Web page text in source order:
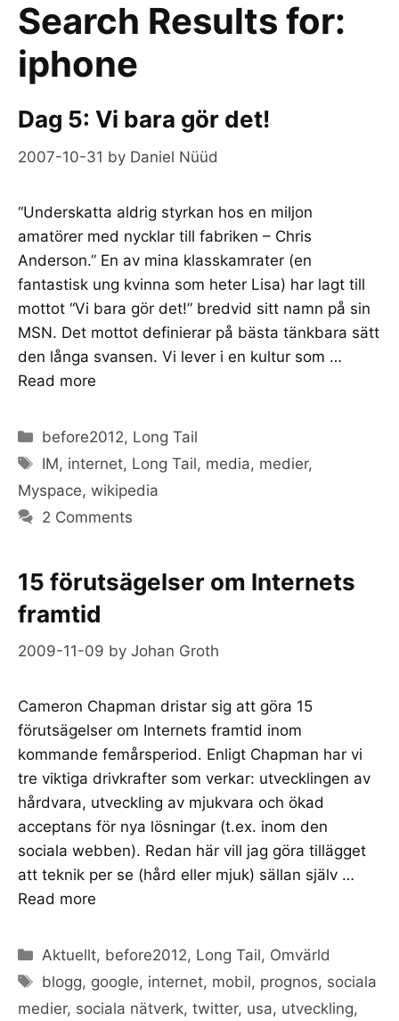
Search Results for:
iphone
Dag 5: Vi bara gör det!
2007-10-31 by Daniel Nüüd
“Underskatta aldrig styrkan hos en miljon
amatörer med nycklar till fabriken – Chris
Anderson.” En av mina klasskamrater (en
fantastisk ung kvinna som heter Lisa) har lagt till
mottot “Vi bara gör det!” bredvid sitt namn på sin
MSN. Det mottot definierar på bästa tänkbara sätt
den långa svansen. Vi lever i en kultur som …
Read more
Categories
before2012, Long Tail
Tags
IM, internet, Long Tail, media, medier,
Myspace, wikipedia
2 Comments
15 förutsägelser om Internets
framtid
2009-11-09 by Johan Groth
Cameron Chapman dristar sig att göra 15
förutsägelser om Internets framtid inom
kommande femårsperiod. Enligt Chapman har vi
tre viktiga drivkrafter som verkar: utvecklingen av
hårdvara, utveckling av mjukvara och ökad
acceptans för nya lösningar (t.ex. inom den
sociala webben). Redan här vill jag göra tillägget
att teknik per se (hård eller mjuk) sällan själv …
Read more
Categories
Aktuellt, before2012, Long Tail, Omvärld
Tags
blogg, google, internet, mobil, prognos, sociala
medier, sociala nätverk, twitter, usa, utveckling,